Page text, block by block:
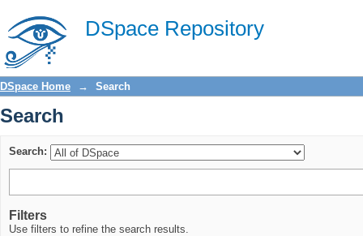
DSpace Repository
Search
DSpace Home → Search
Search
Search:
Filters
Use filters to refine the search results.